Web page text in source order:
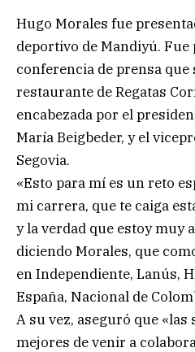
Hugo Morales fue
deportivo de Mandiyú. Fue
conferencia de prensa que
restaurante de Regatas
encabezada por el
María Beigbeder, y el
Segovia.
«Esto para mí es un reto
mi carrera, que te caiga
y la verdad que estoy muy
diciendo Morales, que
en Independiente, Lanús,
España, Nacional de
A su vez, aseguró que «las
mejores de venir a